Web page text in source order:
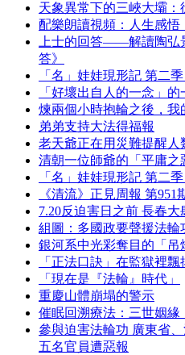
天象異常下的三峽大壩：
配樂朗讀視頻：人生感悟
上士的回答——解讀陶弘
答》
「名」娃娃現形記 第二季
「好壞出自人的一念」的
煉兩個小時抱輪之後，我
弟弟支持大法得福報
老天爺正在用災難提醒人
清朝一位師爺的「平庸之
「名」娃娃現形記 第二季
《清流》正見周報 第951
7.20反迫害日之前 長春
組圖：多國政要聲援法輪
銀河系中光彩奪目的「吊
「正法口訣」在監獄裡飄
「現在是『法輪』時代」
重慶山體崩塌的警示
催眠回溯療法：三世姻緣
參與迫害法輪功 廣東省
五名官員遭惡報